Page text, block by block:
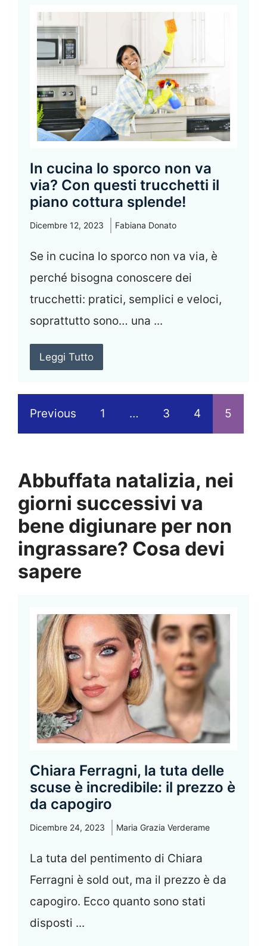
In cucina lo sporco non va
via? Con questi trucchetti il
piano cottura splende!
Dicembre 12, 2023 Fabiana Donato
Se in cucina lo sporco non va via, è
perché bisogna conoscere dei
trucchetti: pratici, semplici e veloci,
soprattutto sono… una ...
Leggi Tutto
Previous 1 … 3 4 5
Abbuffata natalizia, nei
giorni successivi va
bene digiunare per non
ingrassare? Cosa devi
sapere
Chiara Ferragni, la tuta delle
scuse è incredibile: il prezzo è
da capogiro
Dicembre 24, 2023 Maria Grazia Verderame
La tuta del pentimento di Chiara
Ferragni è sold out, ma il prezzo è da
capogiro. Ecco quanto sono stati
disposti ...